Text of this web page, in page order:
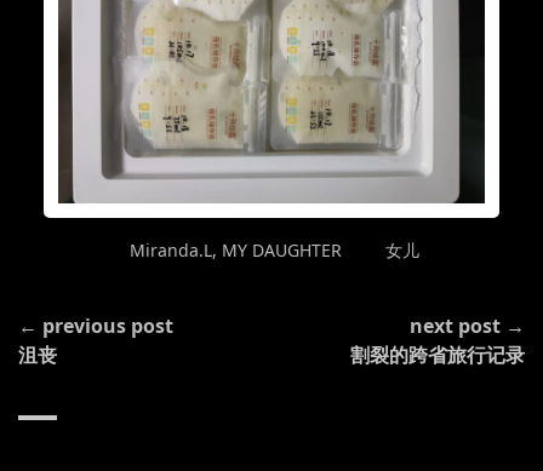
POSTED
Miranda.L, MY DAUGHTER TAGGED
女儿
CONTINUE
READING
← previous post
沮丧
next post →
割裂的跨省旅行记录